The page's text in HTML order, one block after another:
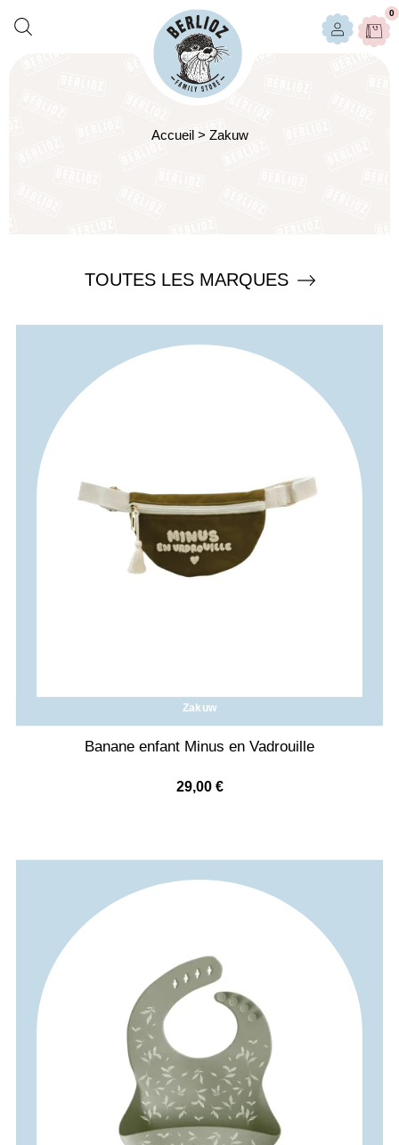
0
Accueil> Zakuw
TOUTES LES MARQUES
Zakuw
Banane enfant Minus en Vadrouille
29,00 €